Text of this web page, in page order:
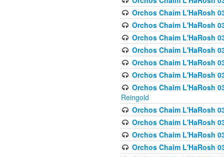
Orchos Chaim L'HaRosh
Orchos Chaim L'HaRosh
Orchos Chaim L'HaRosh
Orchos Chaim L'HaRosh
Orchos Chaim L'HaRosh
Orchos Chaim L'HaRosh
Orchos Chaim L'HaRosh
Reingold
Orchos Chaim L'HaRosh
Orchos Chaim L'HaRosh
Orchos Chaim L'HaRosh
Orchos Chaim L'HaRosh